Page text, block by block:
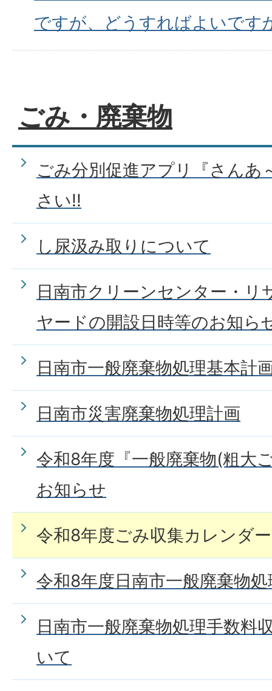
ですが、どうすればよいです
ごみ・廃棄物
ごみ分別促進アプリ『さんあ
さい!!
し尿汲み取りについて
日南市クリーンセンター・リ
ヤードの開設日時等のお知ら
日南市一般廃棄物処理基本計
日南市災害廃棄物処理計画
令和8年度『一般廃棄物(粗大
お知らせ
令和8年度ごみ収集カレンダー
令和8年度日南市一般廃棄物
日南市一般廃棄物処理手数料
いて